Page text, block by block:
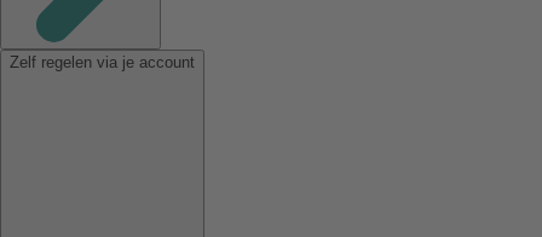
Zelf regelen via je account